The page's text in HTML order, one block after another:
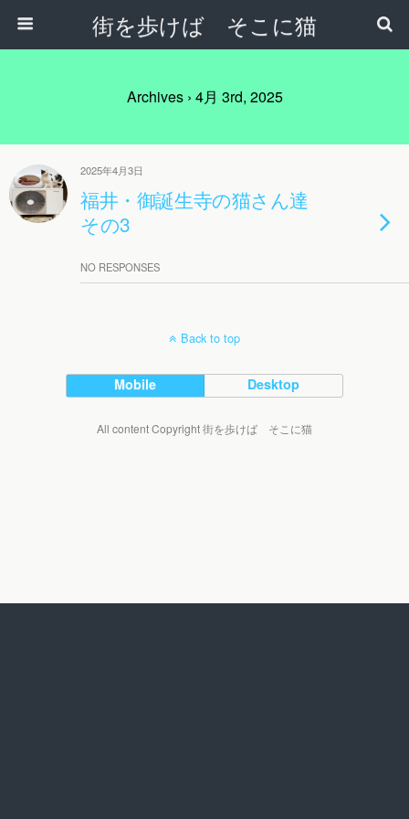
街を歩けば そこに猫
Archives › 4月 3rd, 2025
2025年4月3日
福井・御誕生寺の猫さん達
その3
NO RESPONSES
Back to top
Mobile Desktop
All content Copyright 街を歩けば そこに猫